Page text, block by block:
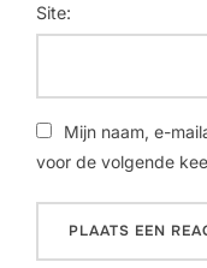
Site:
Mijn naam, e-
voor de volgende